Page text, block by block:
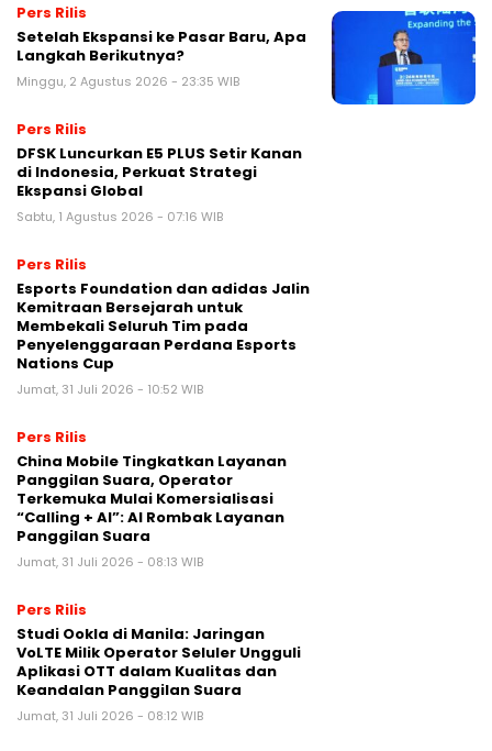
Pers Rilis
Setelah Ekspansi ke Pasar Baru, Apa
Langkah Berikutnya?
Minggu, 2 Agustus 2026 - 23:35 WIB
Pers Rilis
DFSK Luncurkan E5 PLUS Setir Kanan
di Indonesia, Perkuat Strategi
Ekspansi Global
Sabtu, 1 Agustus 2026 - 07:16 WIB
Pers Rilis
Esports Foundation dan adidas Jalin
Kemitraan Bersejarah untuk
Membekali Seluruh Tim pada
Penyelenggaraan Perdana Esports
Nations Cup
Jumat, 31 Juli 2026 - 10:52 WIB
Pers Rilis
China Mobile Tingkatkan Layanan
Panggilan Suara, Operator
Terkemuka Mulai Komersialisasi
“Calling + AI”: AI Rombak Layanan
Panggilan Suara
Jumat, 31 Juli 2026 - 08:13 WIB
Pers Rilis
Studi Ookla di Manila: Jaringan
VoLTE Milik Operator Seluler Ungguli
Aplikasi OTT dalam Kualitas dan
Keandalan Panggilan Suara
Jumat, 31 Juli 2026 - 08:12 WIB